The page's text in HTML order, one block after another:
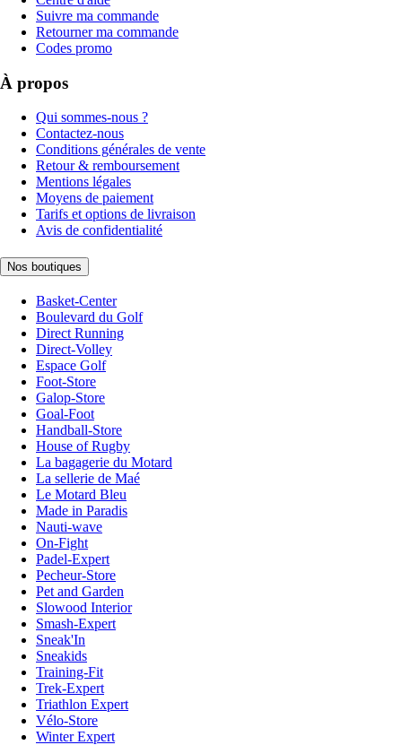
Suivre ma commande
Retourner ma commande
Codes promo
À propos
Qui sommes-nous ?
Contactez-nous
Conditions générales de vente
Retour & remboursement
Mentions légales
Moyens de paiement
Tarifs et options de livraison
Avis de confidentialité
Nos boutiques
Basket-Center
Boulevard du Golf
Direct Running
Direct-Volley
Espace Golf
Foot-Store
Galop-Store
Goal-Foot
Handball-Store
House of Rugby
La bagagerie du Motard
La sellerie de Maé
Le Motard Bleu
Made in Paradis
Nauti-wave
On-Fight
Padel-Expert
Pecheur-Store
Pet and Garden
Slowood Interior
Smash-Expert
Sneak'In
Sneakids
Training-Fit
Trek-Expert
Triathlon Expert
Vélo-Store
Winter Expert